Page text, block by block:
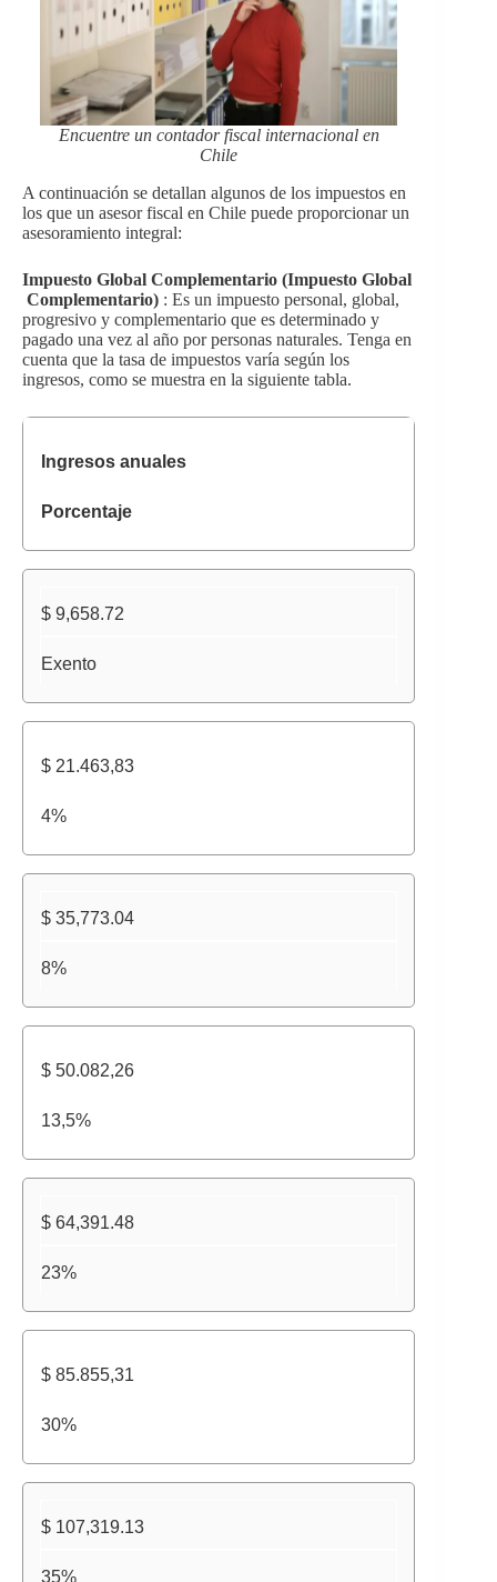
Encuentre un contador fiscal internacional en
Chile
A continuación se detallan algunos de los impuestos en
los que un asesor fiscal en Chile puede proporcionar un
asesoramiento integral:
Impuesto Global Complementario (Impuesto Global
Complementario) : Es un impuesto personal, global,
progresivo y complementario que es determinado y
pagado una vez al año por personas naturales. Tenga en
cuenta que la tasa de impuestos varía según los
ingresos, como se muestra en la siguiente tabla.
Ingresos anuales
Porcentaje
$ 9,658.72
Exento
$ 21.463,83
4%
$ 35,773.04
8%
$ 50.082,26
13,5%
$ 64,391.48
23%
$ 85.855,31
30%
$ 107,319.13
35%